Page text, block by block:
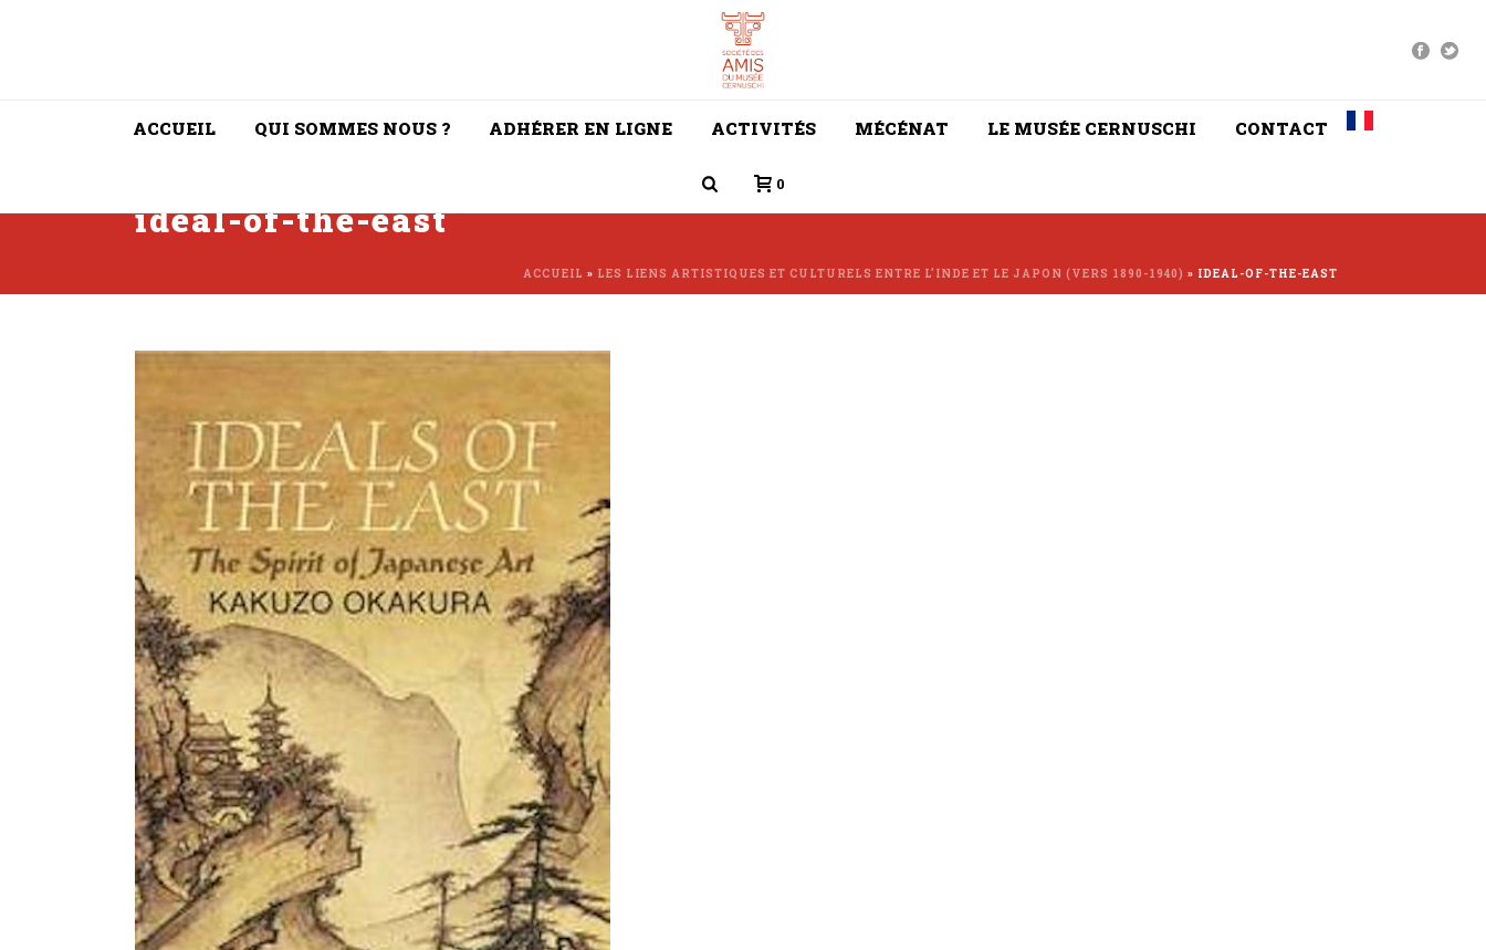
ACCUEIL QUI SOMMES NOUS ? ADHÉRER EN LIGNE ACTIVITÉS MÉCÉNAT LE MUSÉE CERNUSCHI CONTACT
0
ideal-of-the-east
ACCUEIL » LES LIENS ARTISTIQUES ET CULTURELS ENTRE L’INDE ET LE JAPON (VERS 1890-1940) » IDEAL-OF-THE-EAST